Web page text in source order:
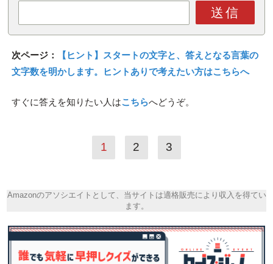
送信
次ページ：
【ヒント】スタートの文字と、答えとなる言葉の
文字数を明かします。ヒントありで考えたい方はこちらへ
すぐに答えを知りたい人はこちらへどうぞ。
1 2 3
Amazonのアソシエイトとして、当サイトは適格販売により収入を得てい
ます。